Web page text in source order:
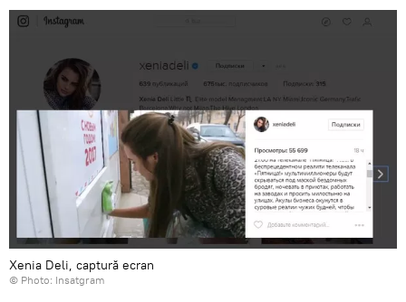
Xenia Deli, captură ecran
© Photo: Insatgram